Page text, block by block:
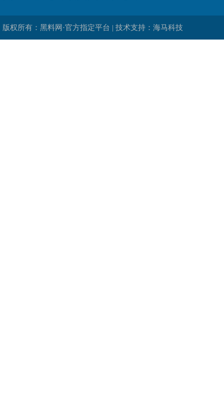
版权所有：黑料网·官方指定平台 | 技术支持：海马科技